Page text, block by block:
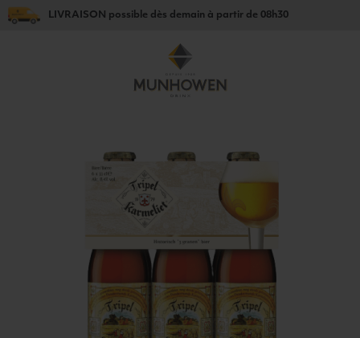
LIVRAISON possible dès demain à partir de 08h30